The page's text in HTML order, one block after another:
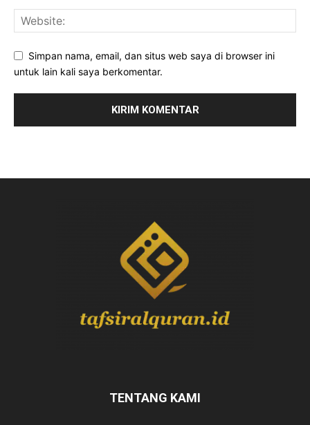
Simpan nama, email, dan situs web saya di browser ini
untuk lain kali saya berkomentar.
TENTANG KAMI